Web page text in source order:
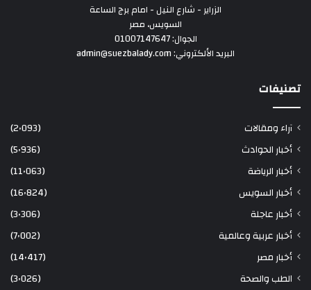
الزراير - شارع النيل - امام برج الساعة
السويس، مصر
الجوال: 01007147647
البريد الألكتروني: admin@suezbalady.com
تصنيفات
آراء ومقالات
(2٬093)
أخبار الحوادث
(5٬936)
أخبار الرياضة
(11٬063)
أخبار السويس
(16٬824)
أخبار عاجلة
(3٬306)
أخبار عربية وعالمية
(7٬002)
أخبار مصر
(14٬417)
الطب والصحة
(3٬026)